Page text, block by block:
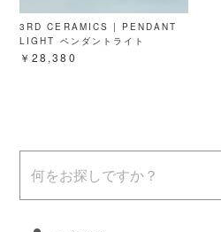
3RD CERAMICS | PENDANT
LIGHT ペンダントライト
￥28,380